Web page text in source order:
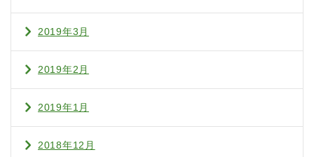
2019年3月
2019年2月
2019年1月
2018年12月